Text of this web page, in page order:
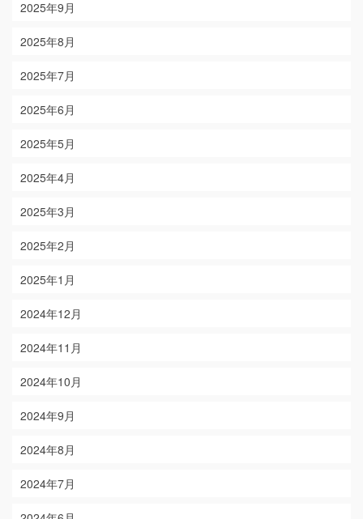
2025年9月
2025年8月
2025年7月
2025年6月
2025年5月
2025年4月
2025年3月
2025年2月
2025年1月
2024年12月
2024年11月
2024年10月
2024年9月
2024年8月
2024年7月